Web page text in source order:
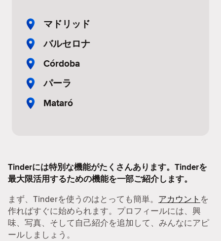
マドリッド
バルセロナ
Córdoba
パーラ
Mataró
Tinderには特別な機能がたくさんあります。Tinderを
最大限活用するための機能を一部ご紹介します。
まず、Tinderを使うのはとっても簡単。 アカウント を
作ればすぐに始められます。プロフィールには、興
味、写真、そして自己紹介を追加して、みんなにアピ
ールしましょう。